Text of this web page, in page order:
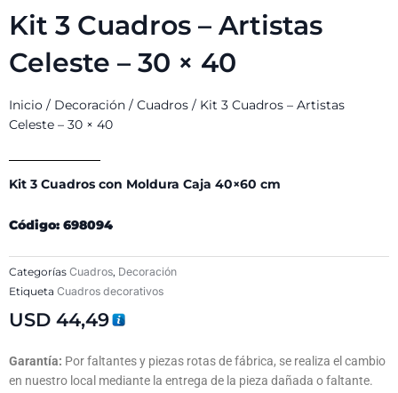
Kit 3 Cuadros – Artistas
Celeste – 30 × 40
Inicio / Decoración / Cuadros / Kit 3 Cuadros – Artistas
Celeste – 30 × 40
Kit 3 Cuadros con Moldura Caja 40×60 cm
Código: 698094
Categorías Cuadros, Decoración
Etiqueta Cuadros decorativos
USD 44,49
Garantía: Por faltantes y piezas rotas de fábrica, se realiza el cambio
en nuestro local mediante la entrega de la pieza dañada o faltante.